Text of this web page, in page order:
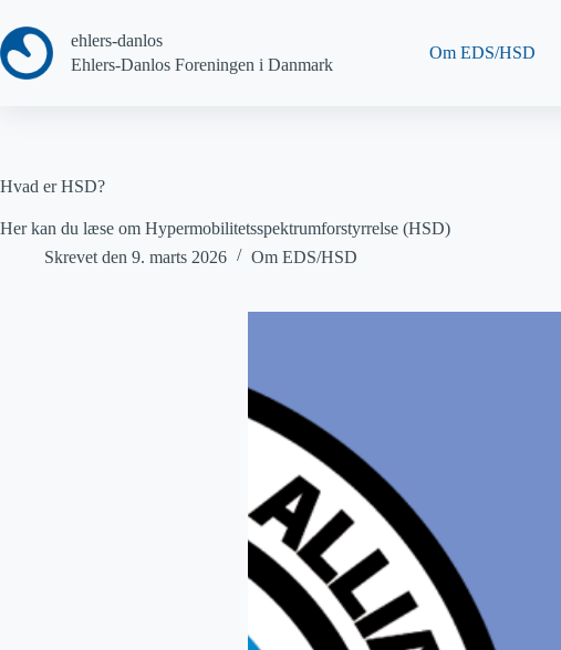
til
indhold
ehlers-danlos
Ehlers-Danlos Foreningen i Danmark
Om EDS/HSD
Hvad er HSD?
Her kan du læse om Hypermobilitetsspektrumforstyrrelse (HSD)
Skrevet den 9. marts 2026 Om EDS/HSD